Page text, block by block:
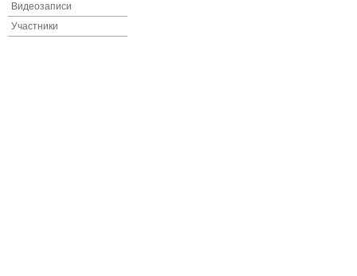
Видеозаписи
Участники